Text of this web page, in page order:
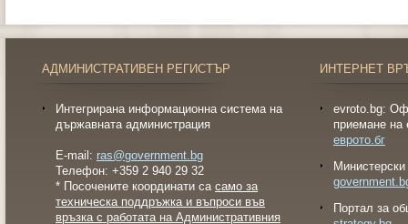
АДМИНИСТРАТИВЕН РЕГИСТЪР
Интегрирана информационна система на
държавната администрация
E-mail: ras@government.bg
Телефон: +359 2 940 29 32
* Посочените координати са само за
техническа поддръжка и въпроси във
връзка с работата на Административния
ИНТЕРНЕТ
evroto.bg:
приемане на
еврото.бг
Портал за